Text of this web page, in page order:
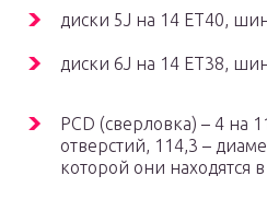
диски 5J на 14 ET40,
диски 6J на 14 ET38,
PCD (сверловка) – 4 на
отверстий, 114,3 –
которой они находятся